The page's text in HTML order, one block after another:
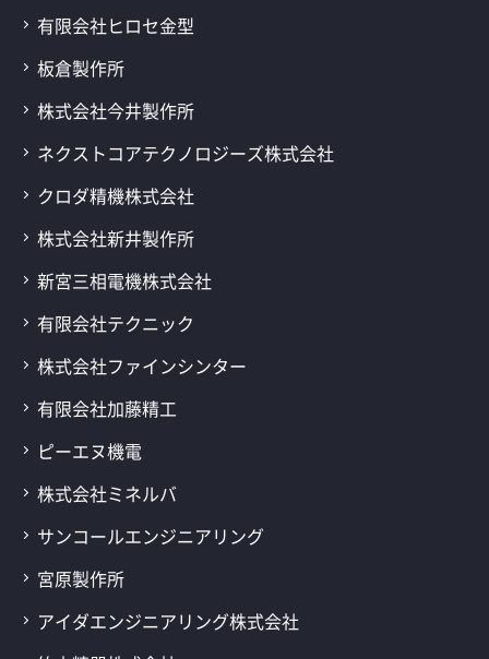
有限会社ヒロセ金型
板倉製作所
株式会社今井製作所
ネクストコアテクノロジーズ株式会社
クロダ精機株式会社
株式会社新井製作所
新宮三相電機株式会社
有限会社テクニック
株式会社ファインシンター
有限会社加藤精工
ピーエヌ機電
株式会社ミネルバ
サンコールエンジニアリング
宮原製作所
アイダエンジニアリング株式会社